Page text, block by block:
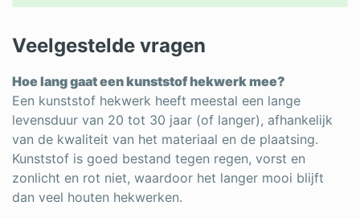
Veelgestelde vragen
Hoe lang gaat een kunststof hekwerk mee?
Een kunststof hekwerk heeft meestal een lange
levensduur van 20 tot 30 jaar (of langer), afhankelijk
van de kwaliteit van het materiaal en de plaatsing.
Kunststof is goed bestand tegen regen, vorst en
zonlicht en rot niet, waardoor het langer mooi blijft
dan veel houten hekwerken.